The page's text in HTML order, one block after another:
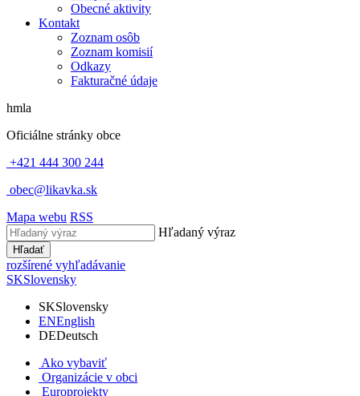
Obecné aktivity
Kontakt
Zoznam osôb
Zoznam komisií
Odkazy
Fakturačné údaje
hmla
Oficiálne stránky obce
+421 444 300 244
obec@likavka.sk
Mapa webu RSS
Hľadaný výraz
Hľadať
rozšírené vyhľadávanie
SKSlovensky
SKSlovensky
ENEnglish
DEDeutsch
Ako vybaviť
Organizácie v obci
Europrojekty